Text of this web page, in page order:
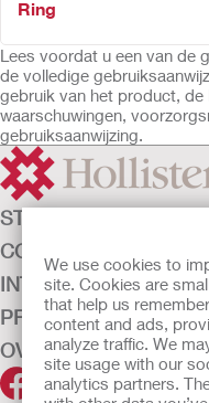
We use cookies to
site. Cookies are
that help us
content and ads,
analyze traffic. We
site usage with our
analytics partners.
Ring
Lees voordat u een van de
de volledige
gebruik van het product, de
waarschuwingen,
gebruiksaanwijzing.
STOMAZORG
CONTINENTIEZORG
INTENSIEVE ZORG
PRODUCTEN
OVER ONS